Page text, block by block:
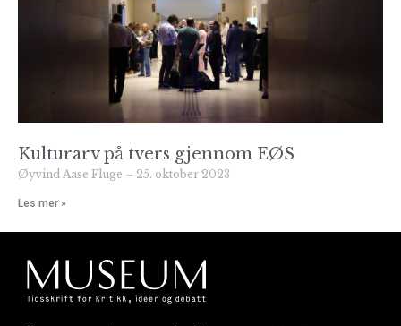
Kulturarv på tvers gjennom EØS
Øyvind Aase Fluge 25. oktober 2023
Les mer »